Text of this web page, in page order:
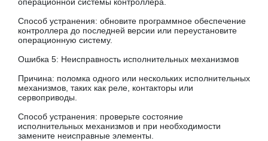
Способ устранения: обновите программное обеспечение
контроллера до последней версии или переустановите
операционную систему.
Ошибка 5: Неисправность исполнительных механизмов
Причина: поломка одного или нескольких исполнительных
механизмов, таких как реле, контакторы или
сервоприводы.
Способ устранения: проверьте состояние
исполнительных механизмов и при необходимости
замените неисправные элементы.